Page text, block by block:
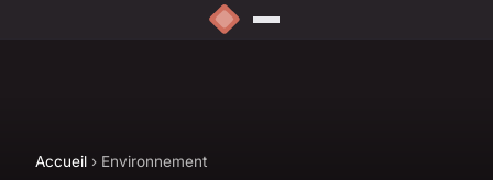
Accueil › Environnement